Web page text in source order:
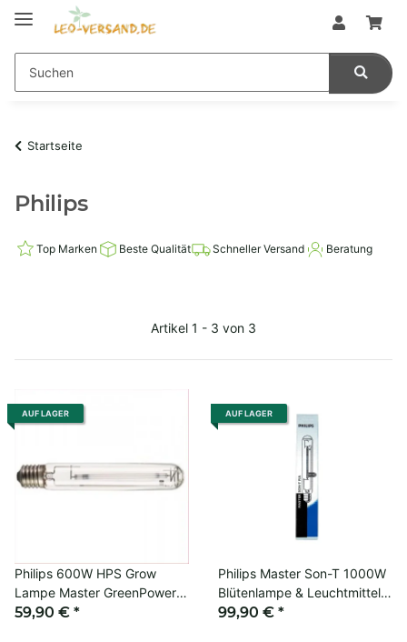
Startseite
Philips
Top Marken Beste Qualität Schneller Versand Beratung
Artikel 1 - 3 von 3
AUF LAGER
Philips 600W HPS Grow
Lampe Master GreenPower
Blüte 2000K E40
59,90 € *
AUF LAGER
Philips Master Son-T 1000W
Blütenlampe & Leuchtmittel
für Grow
99,90 € *